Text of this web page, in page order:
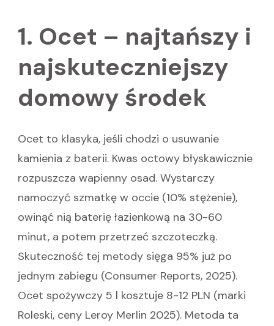
1. Ocet – najtańszy i
najskuteczniejszy
domowy środek
Ocet to klasyka, jeśli chodzi o usuwanie
kamienia z baterii. Kwas octowy błyskawicznie
rozpuszcza wapienny osad. Wystarczy
namoczyć szmatkę w occie (10% stężenie),
owinąć nią baterię łazienkową na 30-60
minut, a potem przetrzeć szczoteczką.
Skuteczność tej metody sięga 95% już po
jednym zabiegu (Consumer Reports, 2025).
Ocet spożywczy 5 l kosztuje 8-12 PLN (marki
Roleski, ceny Leroy Merlin 2025). Metoda ta